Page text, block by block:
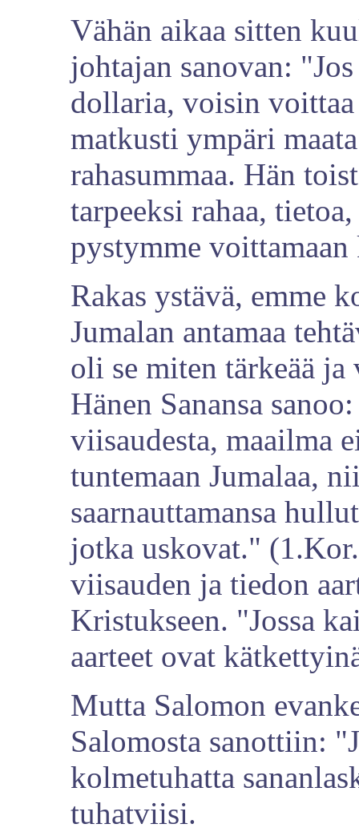
Vähän aikaa sitten
johtajan sanovan:
dollaria, voisin
matkusti ympäri
rahasummaa. Hän
tarpeeksi rahaa,
pystymme
Rakas ystävä, emme
Jumalan antamaa
oli se miten tärkeää ja
Hänen Sanansa
viisaudesta, maailma
tuntemaan Jumalaa,
saarnauttamansa
jotka uskovat."
viisauden ja tiedon
Kristukseen. "Jossa
aarteet ovat
Mutta Salomon
Salomosta sanottiin:
kolmetuhatta
tuhatviisi.